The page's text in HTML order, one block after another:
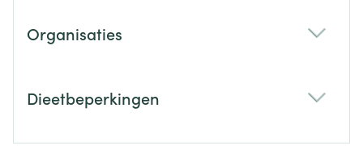
Organisaties
Dieetbeperkingen